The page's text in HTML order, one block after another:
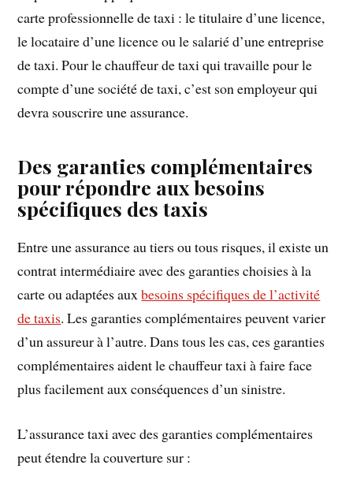
carte professionnelle de taxi : le titulaire d’une licence,
le locataire d’une licence ou le salarié d’une entreprise
de taxi. Pour le chauffeur de taxi qui travaille pour le
compte d’une société de taxi, c’est son employeur qui
devra souscrire une assurance.
Des garanties complémentaires
pour répondre aux besoins
spécifiques des taxis
Entre une assurance au tiers ou tous risques, il existe un
contrat intermédiaire avec des garanties choisies à la
carte ou adaptées auxbesoins spécifiques de l’activité
de taxis. Les garanties complémentaires peuvent varier
d’un assureur à l’autre. Dans tous les cas, ces garanties
complémentaires aident le chauffeur taxi à faire face
plus facilement aux conséquences d’un sinistre.
L’assurance taxi avec des garanties complémentaires
peut étendre la couverture sur :